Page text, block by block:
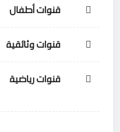
قنوات أطفال
قنوات وثائقية
قنوات رياضية